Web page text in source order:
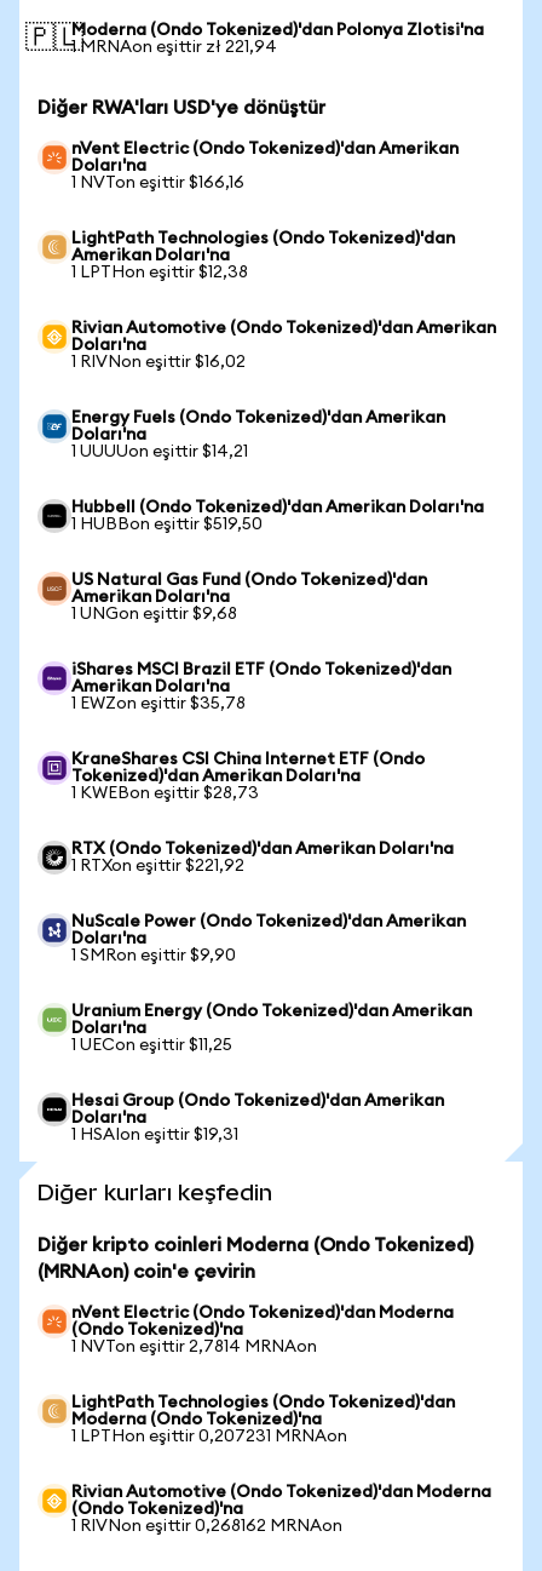
🇵🇱Moderna (Ondo Tokenized)'dan Polonya Zlotisi'na
1 MRNAon eşittir zł 221,94
Diğer RWA'ları USD'ye dönüştür
nVent Electric (Ondo Tokenized)'dan Amerikan
Doları'na
1 NVTon eşittir $166,16
LightPath Technologies (Ondo Tokenized)'dan
Amerikan Doları'na
1 LPTHon eşittir $12,38
Rivian Automotive (Ondo Tokenized)'dan Amerikan
Doları'na
1 RIVNon eşittir $16,02
Energy Fuels (Ondo Tokenized)'dan Amerikan
Doları'na
1 UUUUon eşittir $14,21
Hubbell (Ondo Tokenized)'dan Amerikan Doları'na
1 HUBBon eşittir $519,50
US Natural Gas Fund (Ondo Tokenized)'dan
Amerikan Doları'na
1 UNGon eşittir $9,68
iShares MSCI Brazil ETF (Ondo Tokenized)'dan
Amerikan Doları'na
1 EWZon eşittir $35,78
KraneShares CSI China Internet ETF (Ondo
Tokenized)'dan Amerikan Doları'na
1 KWEBon eşittir $28,73
RTX (Ondo Tokenized)'dan Amerikan Doları'na
1 RTXon eşittir $221,92
NuScale Power (Ondo Tokenized)'dan Amerikan
Doları'na
1 SMRon eşittir $9,90
Uranium Energy (Ondo Tokenized)'dan Amerikan
Doları'na
1 UECon eşittir $11,25
Hesai Group (Ondo Tokenized)'dan Amerikan
Doları'na
1 HSAIon eşittir $19,31
Diğer kurları keşfedin
Diğer kripto coinleri Moderna (Ondo Tokenized)
(MRNAon) coin'e çevirin
nVent Electric (Ondo Tokenized)'dan Moderna
(Ondo Tokenized)'na
1 NVTon eşittir 2,7814 MRNAon
LightPath Technologies (Ondo Tokenized)'dan
Moderna (Ondo Tokenized)'na
1 LPTHon eşittir 0,207231 MRNAon
Rivian Automotive (Ondo Tokenized)'dan Moderna
(Ondo Tokenized)'na
1 RIVNon eşittir 0,268162 MRNAon